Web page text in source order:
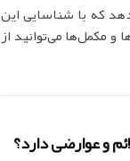
که با شناسایی این
مکمل‌ها می‌توانید از